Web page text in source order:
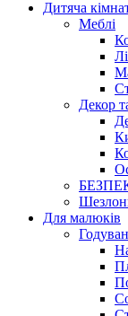
Дитяча
Меблі
Декор
Для малюків